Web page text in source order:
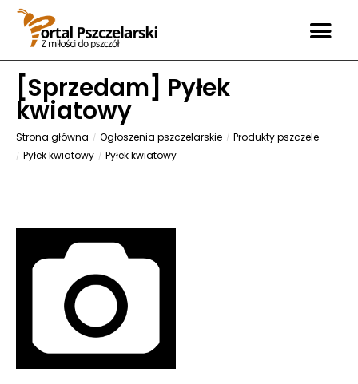
[Sprzedam] Pyłek
kwiatowy
Strona główna Ogłoszenia pszczelarskie
Produkty pszczele
Pyłek kwiatowy
Pyłek kwiatowy